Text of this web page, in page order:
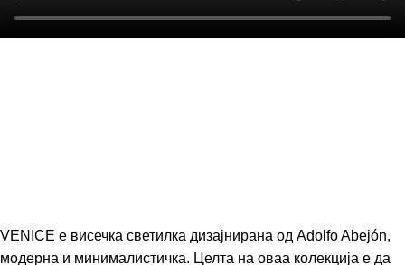
VENICE е висечка светилка дизајнирана од Adolfo Abejón,
модерна и минималистичка. Целта на оваа колекција е да